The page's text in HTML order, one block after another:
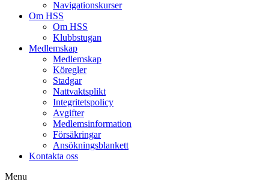
Navigationskurser
Om HSS
Om HSS
Klubbstugan
Medlemskap
Medlemskap
Köregler
Stadgar
Nattvaktsplikt
Integritetspolicy
Avgifter
Medlemsinformation
Försäkringar
Ansökningsblankett
Kontakta oss
Menu